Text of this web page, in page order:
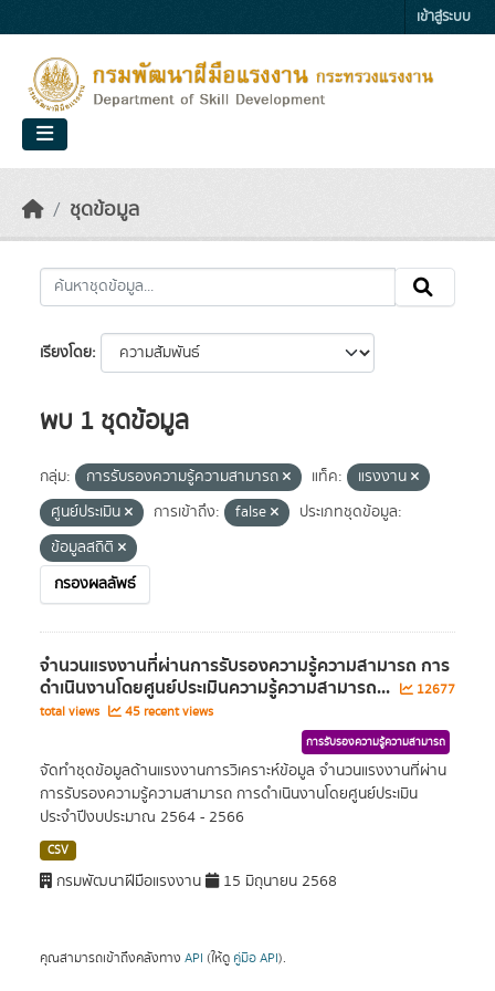
เข้าสู่ระบบ
ชุดข้อมูล
เรียงโดย
พบ 1 ชุดข้อมูล
กลุ่ม: การรับรองความรู้ความสามารถ แท็ค:
แรงงาน
ศูนย์ประเมิน
การเข้าถึง: false
ประเภทชุดข้อมูล:
ข้อมูลสถิติ
กรองผลลัพธ์
จำนวนแรงงานที่ผ่านการรับรองความรู้ความสามารถ การ
ดำเนินงานโดยศูนย์ประเมินความรู้ความสามารถ...
12677
total views
45 recent views
การรับรองความรู้ความสามารถ
จัดทำชุดข้อมูลด้านแรงงานการวิเคราะห์ข้อมูล จำนวนแรงงานที่ผ่าน
การรับรองความรู้ความสามารถ การดำเนินงานโดยศูนย์ประเมิน
ประจำปีงบประมาณ 2564 - 2566
CSV
กรมพัฒนาฝีมือแรงงาน 15 มิถุนายน 2568
คุณสามารถเข้าถึงคลังทาง API (ให้ดู คู่มือ API).